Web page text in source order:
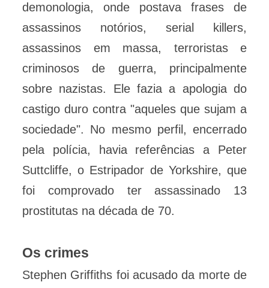
demonologia, onde postava frases de
assassinos notórios, serial killers,
assassinos em massa, terroristas e
criminosos de guerra, principalmente
sobre nazistas. Ele fazia a apologia do
castigo duro contra "aqueles que sujam a
sociedade". No mesmo perfil, encerrado
pela polícia, havia referências a Peter
Suttcliffe, o Estripador de Yorkshire, que
foi comprovado ter assassinado 13
prostitutas na década de 70.
Os crimes
Stephen Griffiths foi acusado da morte de